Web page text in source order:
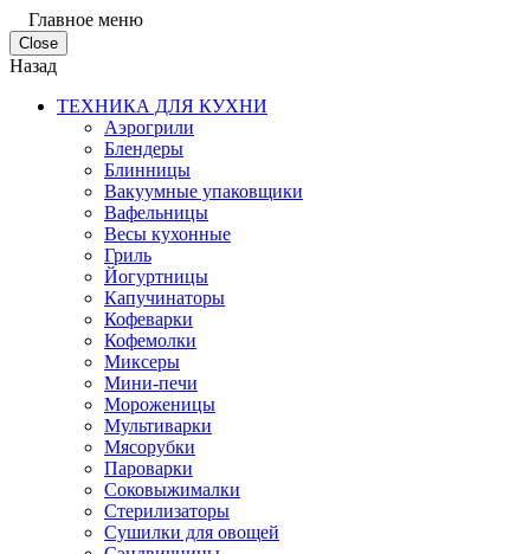
Главное меню
Close
Назад
ТЕХНИКА ДЛЯ КУХНИ
Аэрогрили
Блендеры
Блинницы
Вакуумные упаковщики
Вафельницы
Весы кухонные
Гриль
Йогуртницы
Капучинаторы
Кофеварки
Кофемолки
Миксеры
Мини-печи
Мороженицы
Мультиварки
Мясорубки
Пароварки
Соковыжималки
Стерилизаторы
Сушилки для овощей